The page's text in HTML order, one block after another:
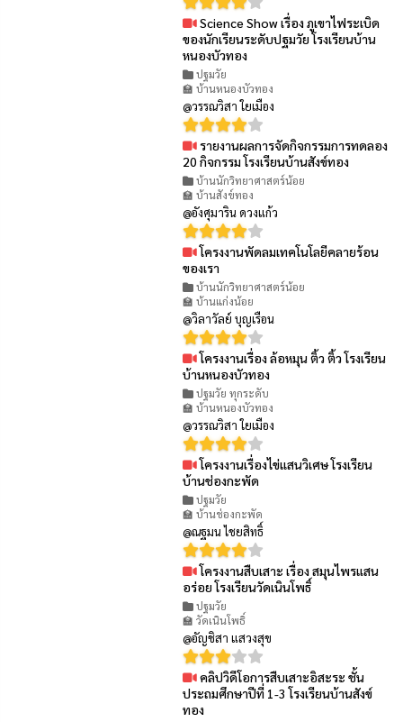
Science Show เรื่อง ภูเขาไฟระเบิด
ของนักเรียนระดับปฐมวัย โรงเรียนบ้าน
หนองบัวทอง
ปฐมวัย
🏫 บ้านหนองบัวทอง
@วรรณวิสา ใยเมือง
รายงานผลการจัดกิจกรรมการทดลอง
20 กิจกรรม โรงเรียนบ้านสังข์ทอง
บ้านนักวิทยาศาสตร์น้อย
🏫 บ้านสังข์ทอง
@อังศุมาริน ดวงแก้ว
โครงงานพัดลมเทคโนโลยีคลายร้อน
ของเรา
บ้านนักวิทยาศาสตร์น้อย
🏫 บ้านแก่งน้อย
@วิลาวัลย์ บุญเรือน
โครงงานเรื่อง ล้อหมุน ติ้ว ติ้ว โรงเรียน
บ้านหนองบัวทอง
ปฐมวัย ทุกระดับ
🏫 บ้านหนองบัวทอง
@วรรณวิสา ใยเมือง
โครงงานเรื่องไข่แสนวิเศษ โรงเรียน
บ้านช่องกะพัด
ปฐมวัย
🏫 บ้านช่องกะพัด
@ณฐมน ไชยสิทธิ์
โครงงานสืบเสาะ เรื่อง สมุนไพรแสน
อร่อย โรงเรียนวัดเนินโพธิ์
ปฐมวัย
🏫 วัดเนินโพธิ์
@อัญชิสา แสวงสุข
คลิปวิดีโอการสืบเสาะอิสะระ ชั้น
ประถมศึกษาปีที่ 1-3 โรงเรียนบ้านสังข์
ทอง